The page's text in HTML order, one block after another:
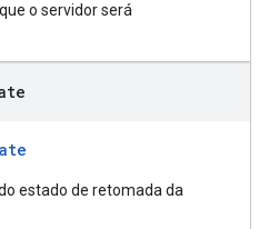
o servidor será
estado de retomada da